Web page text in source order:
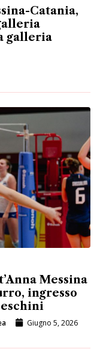
Catania,
galleria
Messina
ingresso
Giugno 5, 2026